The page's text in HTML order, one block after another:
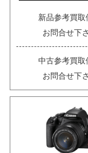
新品参考買取
お問合せ下
中古参考買取
お問合せ下